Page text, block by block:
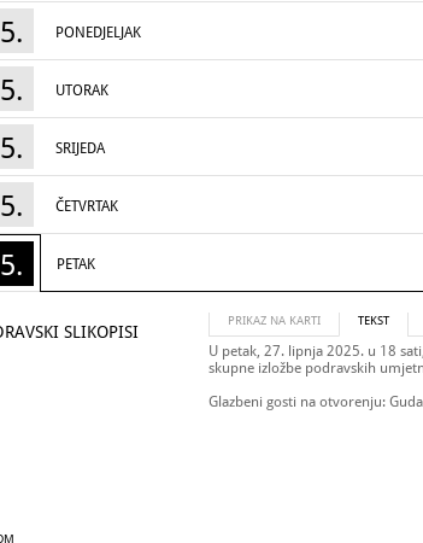
PONEDJELJAK
UTORAK
SRIJEDA
ČETVRTAK
PETAK
SLIKOPISI
PRIKAZ NA KARTI TEKST
U petak, 27. lipnja 2025. u 18
skupne izložbe podravskih
Glazbeni gosti na otvorenju: